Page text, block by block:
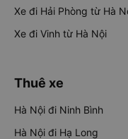
Xe đi Hải Phòng từ Hà
Xe đi Vinh từ Hà Nội
Thuê xe
Hà Nội đi Ninh Bình
Hà Nội đi Hạ Long